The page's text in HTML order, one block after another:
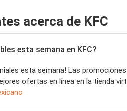
acerca de KFC
esta semana en KFC?
esta semana! Las
ofertas en línea en la tienda